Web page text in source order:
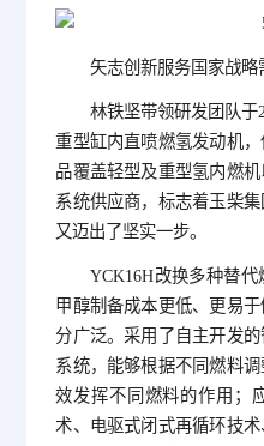
矢志创新服务国家战略
林铁坚带领研发团队于
重型缸内直喷燃氢发动机
品覆盖轻型及重型氢内燃
系统供应商，标志着玉柴
又迈出了坚实一步。
YCK16H改换多种替
甲醇制备成本更低、更易
分广泛。采用了自主开发
系统，能够根据不同燃料
效发挥不同燃料的作用；
术、电驱式闭式再循环技